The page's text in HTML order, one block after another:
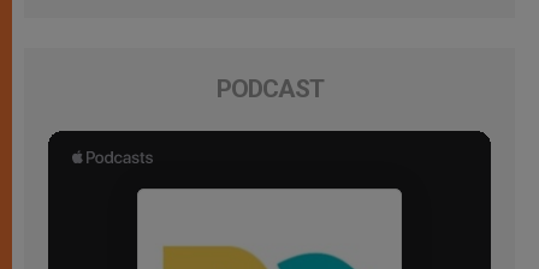
PODCAST